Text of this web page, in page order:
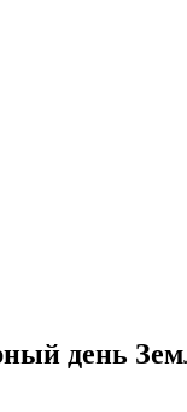
день